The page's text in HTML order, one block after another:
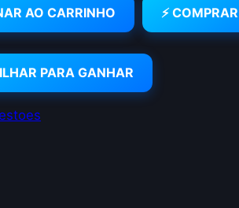
AO CARRINHO ⚡
PARA GANHAR